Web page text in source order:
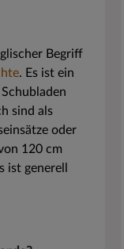
Begriff
. Es ist ein
sind als
oder
120 cm
ist generell